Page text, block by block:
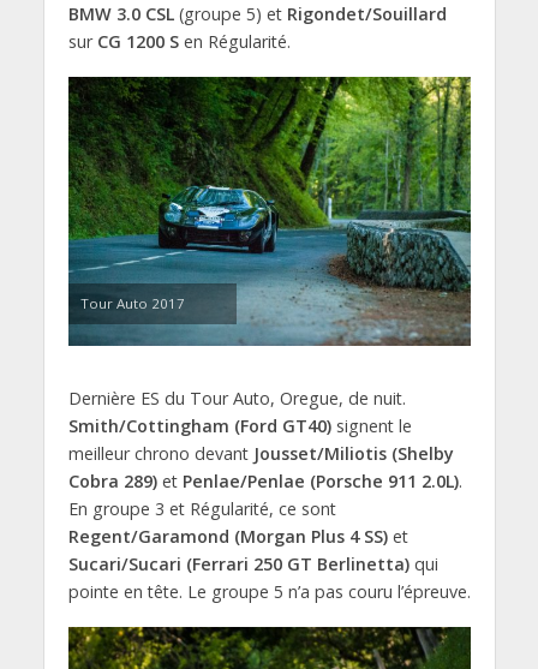
BMW 3.0 CSL(groupe 5) et Rigondet/Souillard
sur CG 1200 Sen Régularité.
Tour Auto 2017
Dernière ES du Tour Auto, Oregue, de nuit.
Smith/Cottingham (Ford GT40)signent le
meilleur chrono devant Jousset/Miliotis (Shelby
Cobra 289)et Penlae/Penlae (Porsche 911 2.0L).
En groupe 3 et Régularité, ce sont
Regent/Garamond (Morgan Plus 4 SS)et
Sucari/Sucari (Ferrari 250 GT Berlinetta)qui
pointe en tête. Le groupe 5 n’a pas couru l’épreuve.